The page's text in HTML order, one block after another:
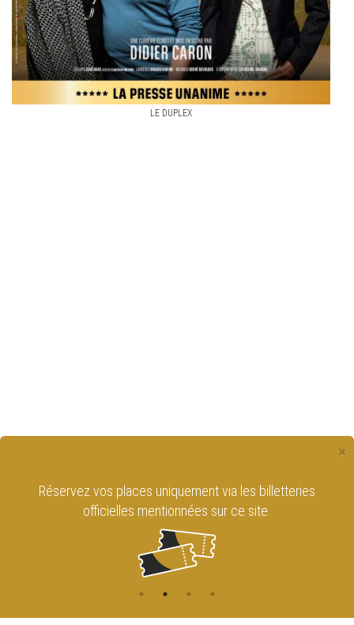
LE DUPLEX
×
Réservez vos places uniquement via les billetteries
officielles mentionnées sur ce site.